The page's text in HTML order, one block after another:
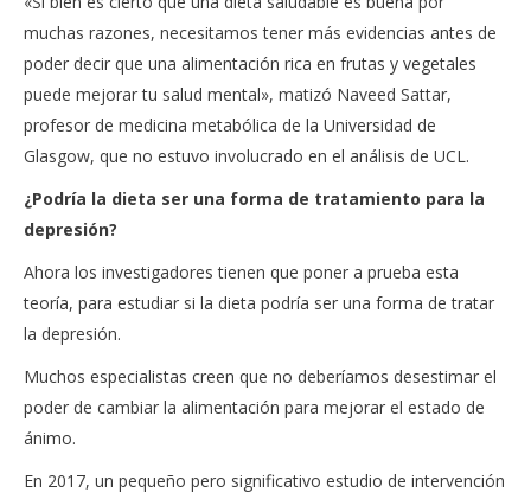
muchas razones, necesitamos tener más evidencias antes de
poder decir que una alimentación rica en frutas y vegetales
puede mejorar tu salud mental», matizó Naveed Sattar,
profesor de medicina metabólica de la Universidad de
Glasgow, que no estuvo involucrado en el análisis de UCL.
¿Podría la dieta ser una forma de tratamiento para la
depresión?
Ahora los investigadores tienen que poner a prueba esta
teoría, para estudiar si la dieta podría ser una forma de tratar
la depresión.
Muchos especialistas creen que no deberíamos desestimar el
poder de cambiar la alimentación para mejorar el estado de
ánimo.
En 2017, un pequeño pero significativo estudio de intervención